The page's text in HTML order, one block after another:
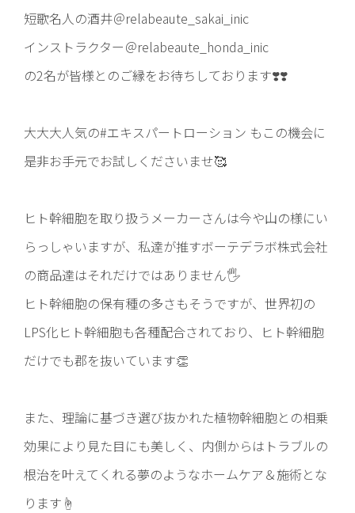
短歌名人の酒井＠relabeaute_sakai_inic
インストラクター＠relabeaute_honda_inic
の2名が皆様とのご縁をお待ちしております❣️❣️
大大大人気の#エキスパートローション もこの機会に
是非お手元でお試しくださいませ🥰
ヒト幹細胞を取り扱うメーカーさんは今や山の様にい
らっしゃいますが、私達が推すボーテデラボ株式会社
の商品達はそれだけではありません🖐
ヒト幹細胞の保有種の多さもそうですが、世界初の
LPS化ヒト幹細胞も各種配合されており、ヒト幹細胞
だけでも郡を抜いています👏
また、理論に基づき選び抜かれた植物幹細胞との相乗
効果により見た目にも美しく、内側からはトラブルの
根治を叶えてくれる夢のようなホームケア＆施術とな
ります☝️